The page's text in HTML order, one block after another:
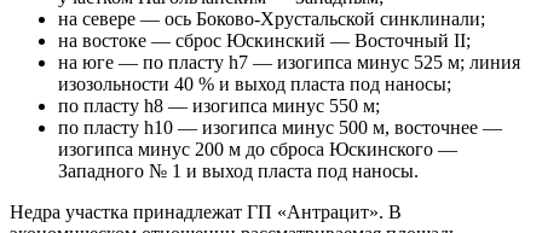
на севере — ось Боково-Хрустальской синклинали;
на востоке — сброс Юскинский — Восточный II;
на юге — по пласту h7 — изогипса минус 525 м; линия
изозольности 40 % и выход пласта под наносы;
по пласту h8 — изогипса минус 550 м;
по пласту h10 — изогипса минус 500 м, восточнее —
изогипса минус 200 м до сброса Юскинского —
Западного № 1 и выход пласта под наносы.
Недра участка принадлежат ГП «Антрацит». В